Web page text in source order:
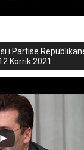
i Partisë
Korrik 2021